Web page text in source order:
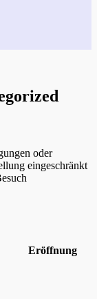
oder
eingeschränkt
Eröffnung